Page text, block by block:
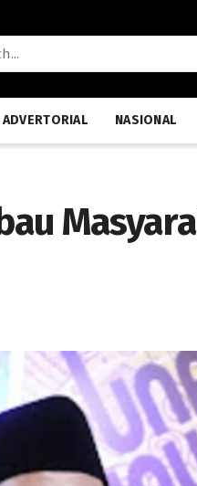
ADVERTORIAL NASIONAL